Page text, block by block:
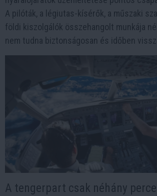
A pilóták, a légiutas-kísérők, a műszaki
földi kiszolgálók összehangolt munkája
nem tudna biztonságosan és időben
A tengerpart csak néhány